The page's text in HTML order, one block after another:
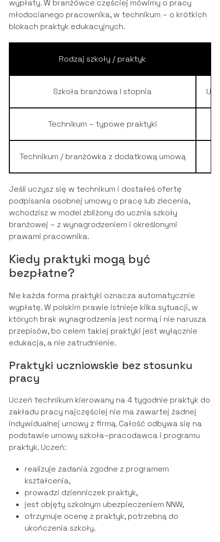
wypłaty. W branżówce częściej mówimy o pracy
młodocianego pracownika, w technikum – o krótkich
blokach praktyk edukacyjnych.
Rodzaj szkoły / praktyk
Szkoła branżowa I stopnia
Technikum – typowe praktyki
Technikum / branżówka z dodatkową umową
Jeśli uczysz się w technikum i dostałeś ofertę
podpisania osobnej umowy o pracę lub zlecenia,
wchodzisz w model zbliżony do ucznia szkoły
branżowej – z wynagrodzeniem i określonymi
prawami pracownika.
Kiedy praktyki mogą być
bezpłatne?
Nie każda forma praktyki oznacza automatycznie
wypłatę. W polskim prawie istnieje kilka sytuacji, w
których brak wynagrodzenia jest normą i nie narusza
przepisów, bo celem takiej praktyki jest wyłącznie
edukacja, a nie zatrudnienie.
Praktyki uczniowskie bez stosunku
pracy
Uczeń technikum kierowany na 4 tygodnie praktyk do
zakładu pracy najczęściej nie ma zawartej żadnej
indywidualnej umowy z firmą. Całość odbywa się na
podstawie umowy szkoła–pracodawca i programu
praktyk. Uczeń:
realizuje zadania zgodne z programem
kształcenia,
prowadzi dzienniczek praktyk,
jest objęty szkolnym ubezpieczeniem NNW,
otrzymuje ocenę z praktyk, potrzebną do
ukończenia szkoły.